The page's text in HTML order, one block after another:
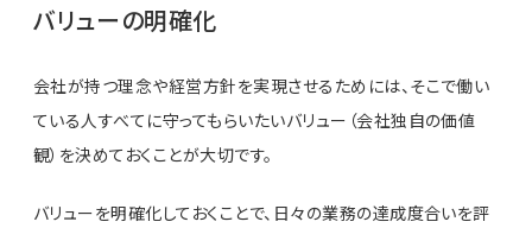
バリューの明確化
会社が持つ理念や経営方針を実現させるためには、そこで働い
ている人すべてに守ってもらいたいバリュー（会社独自の価値
観）を決めておくことが大切です。
バリューを明確化しておくことで、日々の業務の達成度合いを評